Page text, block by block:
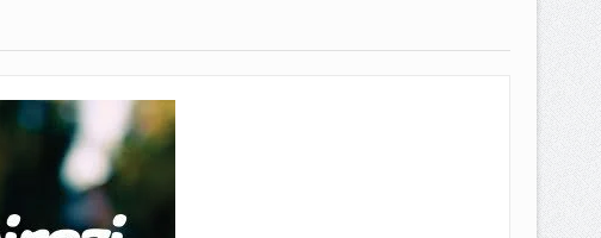
KEPEMILIKANNYA BERUBAH
ZAKAT DENGAN CARA MENGANGSUR